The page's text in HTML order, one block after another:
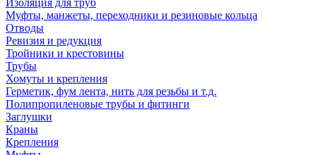
Изоляция для труб
Муфты, манжеты, переходники и резиновые кольца
Отводы
Ревизия и редукция
Тройники и крестовины
Трубы
Хомуты и крепления
Герметик, фум лента, нить для резьбы и т.д.
Полипропиленовые трубы и фитинги
Заглушки
Краны
Крепления